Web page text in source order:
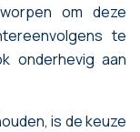
om deze
te
onderhevig aan
is de keuze